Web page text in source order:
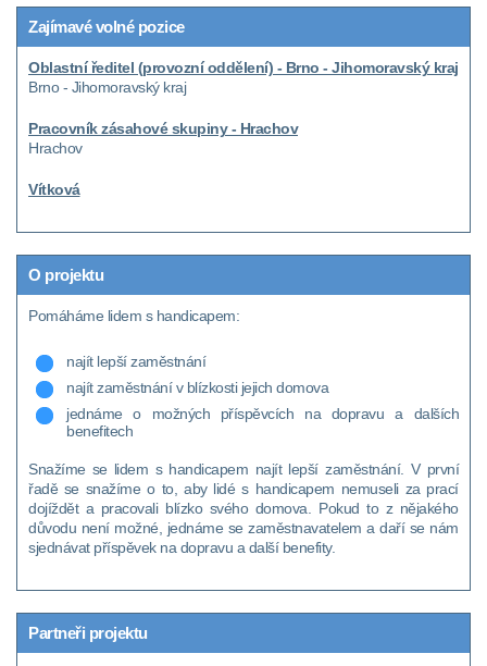
Zajímavé volné pozice
Oblastní ředitel (provozní oddělení) - Brno - Jihomoravský kraj
Brno - Jihomoravský kraj
Pracovník zásahové skupiny - Hrachov
Hrachov
Vítková
O projektu
Pomáháme lidem s handicapem:
najít lepší zaměstnání
najít zaměstnání v blízkosti jejich domova
jednáme o možných příspěvcích na dopravu a dalších
benefitech
Snažíme se lidem s handicapem najít lepší zaměstnání. V první
řadě se snažíme o to, aby lidé s handicapem nemuseli za prací
dojíždět a pracovali blízko svého domova. Pokud to z nějakého
důvodu není možné, jednáme se zaměstnavatelem a daří se nám
sjednávat příspěvek na dopravu a další benefity.
Partneři projektu